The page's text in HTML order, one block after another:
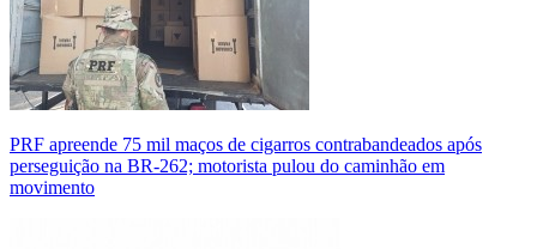
PRF apreende 75 mil maços de cigarros contrabandeados após
perseguição na BR-262; motorista pulou do caminhão em
movimento